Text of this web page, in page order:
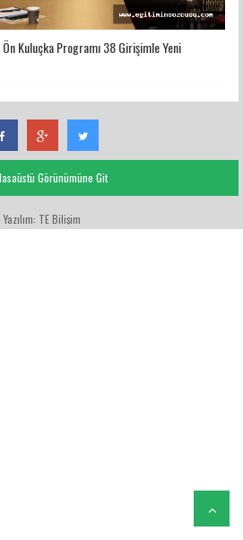
Kuluçka Programı 38 Girişimle Yeni
Görünümüne Git
Yazılım: TE Bilişim